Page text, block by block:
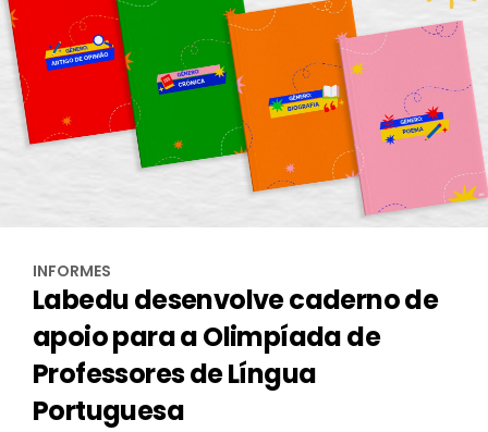
INFORMES
Labedu desenvolve caderno de
apoio para a Olimpíada de
Professores de Língua
Portuguesa